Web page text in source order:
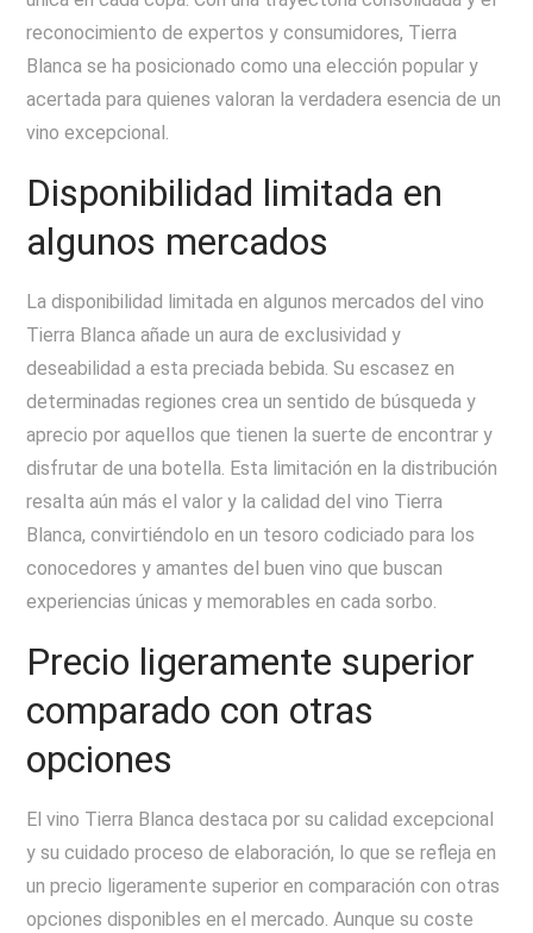
reconocimiento de expertos y consumidores, Tierra
Blanca se ha posicionado como una elección popular y
acertada para quienes valoran la verdadera esencia de un
vino excepcional.
Disponibilidad limitada en
algunos mercados
La disponibilidad limitada en algunos mercados del vino
Tierra Blanca añade un aura de exclusividad y
deseabilidad a esta preciada bebida. Su escasez en
determinadas regiones crea un sentido de búsqueda y
aprecio por aquellos que tienen la suerte de encontrar y
disfrutar de una botella. Esta limitación en la distribución
resalta aún más el valor y la calidad del vino Tierra
Blanca, convirtiéndolo en un tesoro codiciado para los
conocedores y amantes del buen vino que buscan
experiencias únicas y memorables en cada sorbo.
Precio ligeramente superior
comparado con otras
opciones
El vino Tierra Blanca destaca por su calidad excepcional
y su cuidado proceso de elaboración, lo que se refleja en
un precio ligeramente superior en comparación con otras
opciones disponibles en el mercado. Aunque su coste